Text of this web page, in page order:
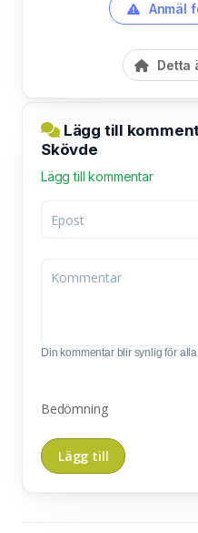
Anmäl
Detta
Lägg till
Skövde
Lägg till kommentar
Din kommentar blir synlig för
Bedömning